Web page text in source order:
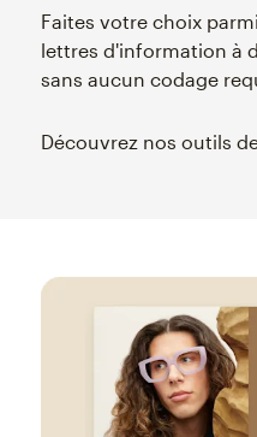
Faites votre choix
lettres d'information à
sans aucun codage
Découvrez nos outils